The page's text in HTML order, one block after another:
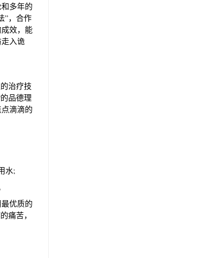
多年的
”，合作
效，能
入诡
治疗技
品德理
滴滴的
水;
优质的
痛苦，